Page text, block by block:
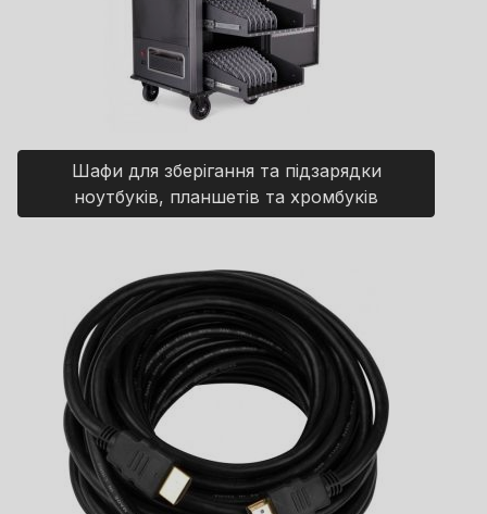
Шафи для зберігання та підзарядки
ноутбуків, планшетів та хромбуків